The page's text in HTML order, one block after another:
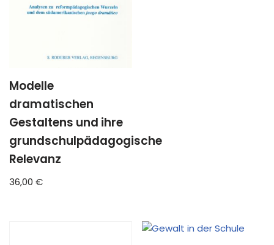
Modelle
dramatischen
Gestaltens und ihre
grundschulpädagogische
Relevanz
36,00 €